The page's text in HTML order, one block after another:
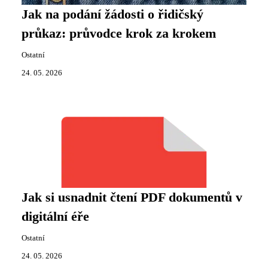
Jak na podání žádosti o řidičský
průkaz: průvodce krok za krokem
Ostatní
24. 05. 2026
Jak si usnadnit čtení PDF dokumentů v
digitální éře
Ostatní
24. 05. 2026